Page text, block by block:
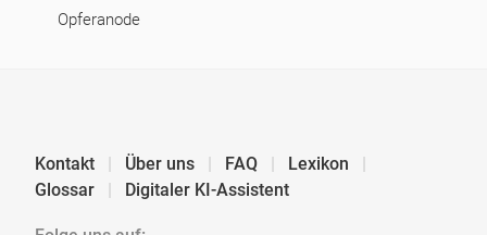
Opferanode
Kontakt Über uns FAQ
Lexikon
Glossar
Digitaler KI-Assistent